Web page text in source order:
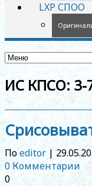
LXP СПОО
ИС КПСО: 3-
Поeditor |
0 Комментарии
0